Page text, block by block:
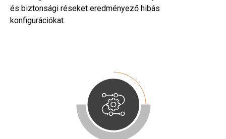
és biztonsági réseket eredményező hibás
konfigurációkat.